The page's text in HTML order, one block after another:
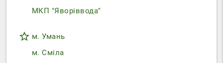
МКП "Яворіввода"
star_border м. Умань
м. Сміла